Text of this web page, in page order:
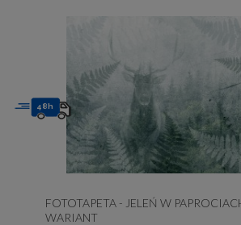
FOTOTAPETA - JELEŃ W
WARIANT
48h